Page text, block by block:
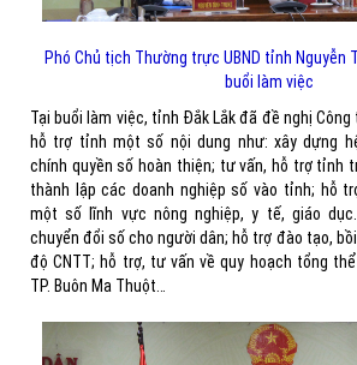
Phó Chủ tịch Thường trực UBND tỉnh Nguyễn
buổi làm việc
Tại buổi làm việc, tỉnh Đắk Lắk đã đề nghị Công
hỗ trợ tỉnh một số nội dung như: xây dựng
chính quyền số hoàn thiện; tư vấn, hỗ trợ tỉnh
thành lập các doanh nghiệp số vào tỉnh; hỗ
một số lĩnh vực nông nghiệp, y tế, giáo
chuyển đổi số cho người dân; hỗ trợ đào tạo,
độ CNTT; hỗ trợ, tư vấn về quy hoạch tổng
TP. Buôn Ma Thuột…